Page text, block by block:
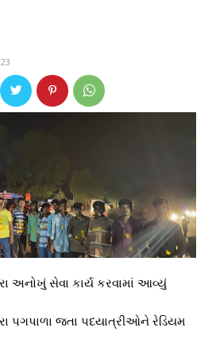
અનોખું સેવા કાર્ય કરવામાં આવ્યું
પગપાળા જતા પદયાત્રીઓને રેડિયમ